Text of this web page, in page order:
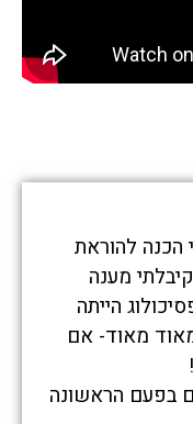
הכנה להוראת
מענה
הייתה
מאוד- אם
בפעם הראשונה